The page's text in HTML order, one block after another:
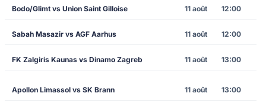
Bodo/Glimt vs Union Saint Gilloise 11 août 12:00
Sabah Masazir vs AGF Aarhus 11 août 12:00
FK Zalgiris Kaunas vs Dinamo Zagreb 11 août 13:00
Apollon Limassol vs SK Brann 11 août 13:00